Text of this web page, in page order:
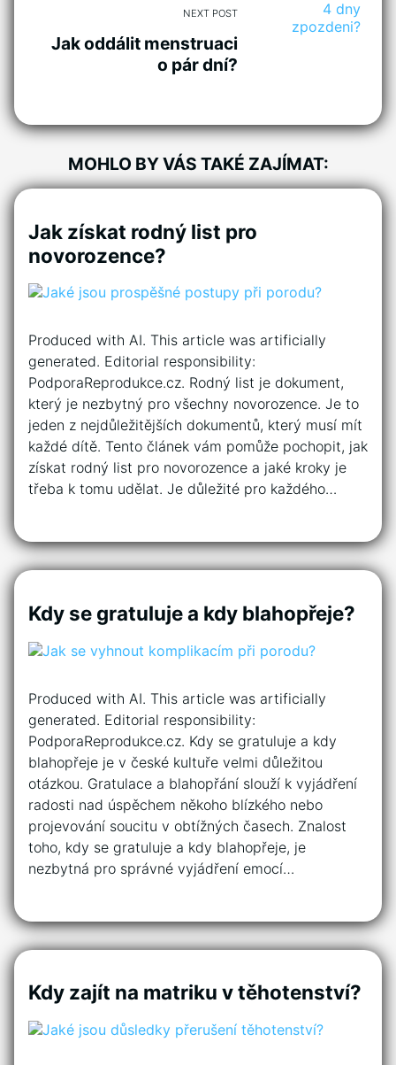
NEXT POST
Jak oddálit menstruaci
o pár dní?
MOHLO BY VÁS TAKÉ ZAJÍMAT:
Jak získat rodný list pro
novorozence?
Produced with AI. This article was artificially
generated. Editorial responsibility:
PodporaReprodukce.cz. Rodný list je dokument,
který je nezbytný pro všechny novorozence. Je to
jeden z nejdůležitějších dokumentů, který musí mít
každé dítě. Tento článek vám pomůže pochopit, jak
získat rodný list pro novorozence a jaké kroky je
třeba k tomu udělat. Je důležité pro každého…
Kdy se gratuluje a kdy blahopřeje?
Produced with AI. This article was artificially
generated. Editorial responsibility:
PodporaReprodukce.cz. Kdy se gratuluje a kdy
blahopřeje je v české kultuře velmi důležitou
otázkou. Gratulace a blahopřání slouží k vyjádření
radosti nad úspěchem někoho blízkého nebo
projevování soucitu v obtížných časech. Znalost
toho, kdy se gratuluje a kdy blahopřeje, je
nezbytná pro správné vyjádření emocí…
Kdy zajít na matriku v těhotenství?